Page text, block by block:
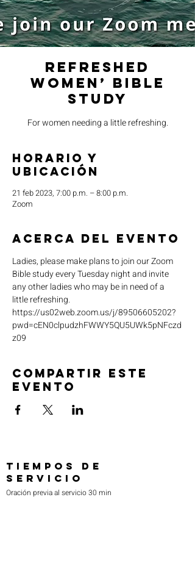
Refreshed
Women’ Bible
Study
For women needing a little refreshing.
Horario y
ubicación
21 feb 2023, 7:00 p.m. – 8:00 p.m.
Zoom
Acerca del evento
Ladies, please make plans to join our Zoom
Bible study every Tuesday night and invite
any other ladies who may be in need of a
little refreshing.
https://us02web.zoom.us/j/89506605202?
pwd=cEN0clpudzhFWWY5QU5UWk5pNFczd
z09
Compartir este
evento
TIEMPOS DE
SERVICIO
Oración previa al servicio 30 min